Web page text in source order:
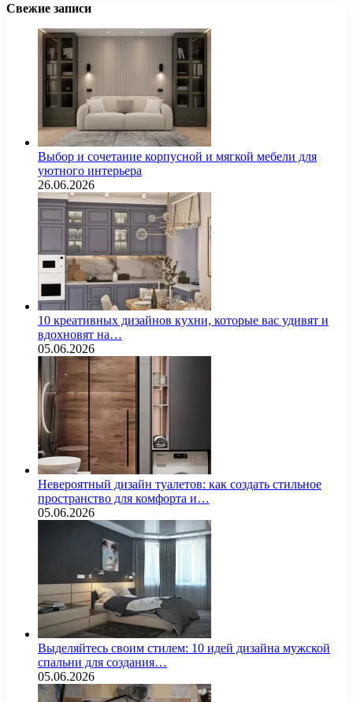
Свежие записи
Выбор и сочетание корпусной и мягкой мебели для
уютного интерьера
26.06.2026
10 креативных дизайнов кухни, которые вас удивят и
вдохновят на…
05.06.2026
Невероятный дизайн туалетов: как создать стильное
пространство для комфорта и…
05.06.2026
Выделяйтесь своим стилем: 10 идей дизайна мужской
спальни для создания…
05.06.2026